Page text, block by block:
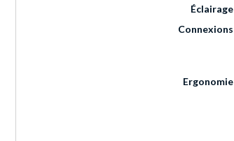
Éclairage
Connexions
Ergonomie